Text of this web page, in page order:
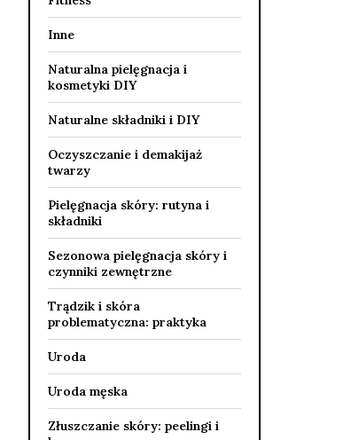
Inne
Naturalna pielęgnacja i
kosmetyki DIY
Naturalne składniki i DIY
Oczyszczanie i demakijaż
twarzy
Pielęgnacja skóry: rutyna i
składniki
Sezonowa pielęgnacja skóry i
czynniki zewnętrzne
Trądzik i skóra
problematyczna: praktyka
Uroda
Uroda męska
Złuszczanie skóry: peelingi i